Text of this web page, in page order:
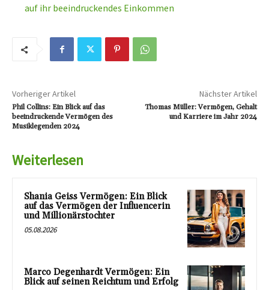
auf ihr beeindruckendes Einkommen
Vorheriger Artikel
Phil Collins: Ein Blick auf das
beeindruckende Vermögen des
Musiklegenden 2024
Nächster Artikel
Thomas Müller: Vermögen, Gehalt
und Karriere im Jahr 2024
Weiterlesen
Shania Geiss Vermögen: Ein Blick
auf das Vermögen der Influencerin
und Millionärstochter
05.08.2026
Marco Degenhardt Vermögen: Ein
Blick auf seinen Reichtum und Erfolg